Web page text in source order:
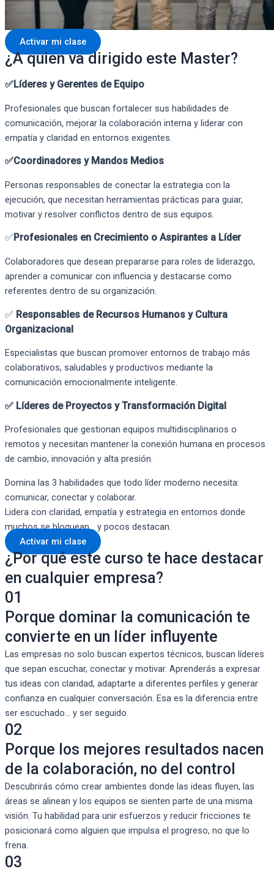
Activar mi clase
¿A quien va dirigido este Master?
✅Líderes y Gerentes de Equipo
Profesionales que buscan fortalecer sus habilidades de
comunicación, mejorar la colaboración interna y liderar con
empatía y claridad en entornos exigentes.
✅Coordinadores y Mandos Medios
Personas responsables de conectar la estrategia con la
ejecución, que necesitan herramientas prácticas para guiar,
motivar y resolver conflictos dentro de sus equipos.
✅ Profesionales en Crecimiento o Aspirantes a Líder
Colaboradores que desean prepararse para roles de liderazgo,
aprender a comunicar con influencia y destacarse como
referentes dentro de su organización.
✅ Responsables de Recursos Humanos y Cultura
Organizacional
Especialistas que buscan promover entornos de trabajo más
colaborativos, saludables y productivos mediante la
comunicación emocionalmente inteligente.
✅ Líderes de Proyectos y Transformación Digital
Profesionales que gestionan equipos multidisciplinarios o
remotos y necesitan mantener la conexión humana en procesos
de cambio, innovación y alta presión.
Domina las 3 habilidades que todo líder moderno necesita:
comunicar, conectar y colaborar.
Lidera con claridad, empatía y estrategia en entornos donde
muchos se bloquean… y pocos destacan.
Activar mi clase
¿Por qué este curso te hace destacar
en cualquier empresa?
01
Porque dominar la comunicación te
convierte en un líder influyente
Las empresas no solo buscan expertos técnicos, buscan líderes
que sepan escuchar, conectar y motivar. Aprenderás a expresar
tus ideas con claridad, adaptarte a diferentes perfiles y generar
confianza en cualquier conversación. Esa es la diferencia entre
ser escuchado… y ser seguido.
02
Porque los mejores resultados nacen
de la colaboración, no del control
Descubrirás cómo crear ambientes donde las ideas fluyen, las
áreas se alinean y los equipos se sienten parte de una misma
visión. Tu habilidad para unir esfuerzos y reducir fricciones te
posicionará como alguien que impulsa el progreso, no que lo
frena.
03